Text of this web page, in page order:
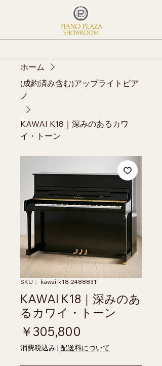
SHOWROOM
PIANO PLAZA
ホーム
(成約済み含む)アップライトピア
ノ
KAWAI K18｜深みのあるカワ
イ・トーン
SKU： kawai-k18-2488831
KAWAI K18｜深みのあ
るカワイ・トーン
￥305,800
消費税込み | 配送料について